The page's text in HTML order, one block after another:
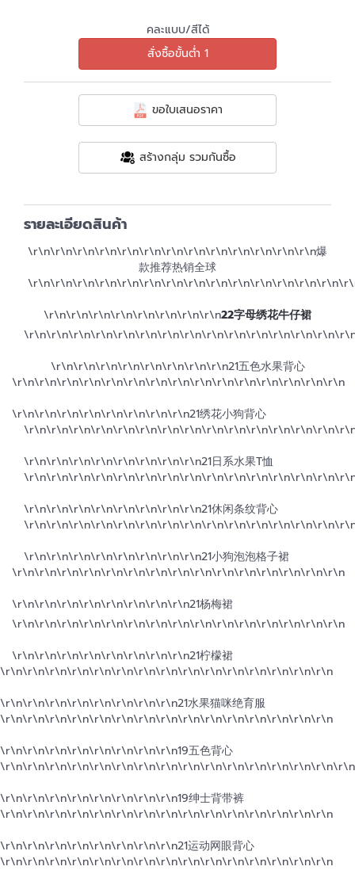
คละแบบ/สีได้
สั่งซื้อขั้นต่ำ 1
ขอใบเสนอราคา
สร้างกลุ่ม รวมกันซื้อ
รายละเอียดสินค้า
\r\n\r\n\r\n\r\n\r\n\r\n\r\n\r\n\r\n\r\n\r\n\r\n\r\n爆
款推荐热销全球
\r\n\r\n\r\n\r\n\r\n\r\n\r\n\r\n\r\n\r\n\r\n\r\n
\r\n\r\n\r\n\r\n\r\n\r\n\r\n\r\n22字母绣花牛仔裙
\r\n\r\n\r\n\r\n\r\n\r\n\r\n\r\n\r\n\r\n\r\n\r\n
\r\n\r\n\r\n\r\n\r\n\r\n\r\n\r\n21五色水果背心
\r\n\r\n\r\n\r\n\r\n\r\n\r\n\r\n\r\n\r\n\r\n\r\n\r\n\r\n\r\n
\r\n\r\n\r\n\r\n\r\n\r\n\r\n\r\n21绣花小狗背心
\r\n\r\n\r\n\r\n\r\n\r\n\r\n\r\n\r\n\r\n\r\n\r\n
\r\n\r\n\r\n\r\n\r\n\r\n\r\n\r\n21日系水果T恤
\r\n\r\n\r\n\r\n\r\n\r\n\r\n\r\n\r\n\r\n\r\n\r\n
\r\n\r\n\r\n\r\n\r\n\r\n\r\n\r\n21休闲条纹背心
\r\n\r\n\r\n\r\n\r\n\r\n\r\n\r\n\r\n\r\n\r\n\r\n\r\n
\r\n\r\n\r\n\r\n\r\n\r\n\r\n\r\n21小狗泡泡格子裙
\r\n\r\n\r\n\r\n\r\n\r\n\r\n\r\n\r\n\r\n\r\n\r\n\r\n\r\n\r\n
\r\n\r\n\r\n\r\n\r\n\r\n\r\n\r\n21杨梅裙
\r\n\r\n\r\n\r\n\r\n\r\n\r\n\r\n\r\n\r\n\r\n\r\n\r\n\r\n\r\n
\r\n\r\n\r\n\r\n\r\n\r\n\r\n\r\n21柠檬裙
\r\n\r\n\r\n\r\n\r\n\r\n\r\n\r\n\r\n\r\n\r\n\r\n\r\n\r\n\r\n
\r\n\r\n\r\n\r\n\r\n\r\n\r\n\r\n21水果猫咪绝育服
\r\n\r\n\r\n\r\n\r\n\r\n\r\n\r\n\r\n\r\n\r\n\r\n\r\n\r\n\r\n
\r\n\r\n\r\n\r\n\r\n\r\n\r\n\r\n19五色背心
\r\n\r\n\r\n\r\n\r\n\r\n\r\n\r\n\r\n\r\n\r\n\r\n\r\n\r\n\r\n\r\n
\r\n\r\n\r\n\r\n\r\n\r\n\r\n\r\n19绅士背带裤
\r\n\r\n\r\n\r\n\r\n\r\n\r\n\r\n\r\n\r\n\r\n\r\n\r\n\r\n\r\n
\r\n\r\n\r\n\r\n\r\n\r\n\r\n\r\n21运动网眼背心
\r\n\r\n\r\n\r\n\r\n\r\n\r\n\r\n\r\n\r\n\r\n\r\n\r\n\r\n\r\n